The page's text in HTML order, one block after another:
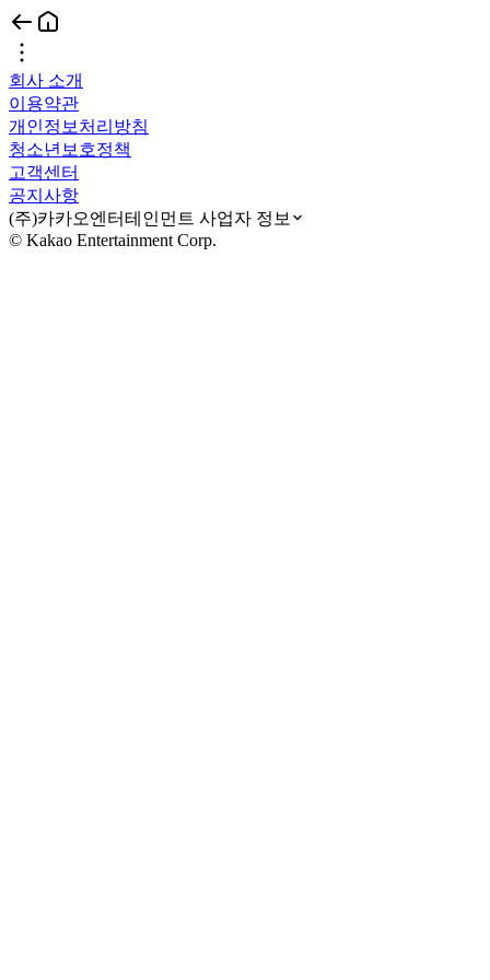
회사 소개
이용약관
개인정보처리방침
청소년보호정책
고객센터
공지사항
(주)카카오엔터테인먼트 사업자 정보
© Kakao Entertainment Corp.